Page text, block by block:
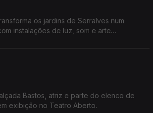
os jardins de Serralves num
instalações de luz, som e arte
Bastos, atriz e parte do elenco de
exibição no Teatro Aberto.